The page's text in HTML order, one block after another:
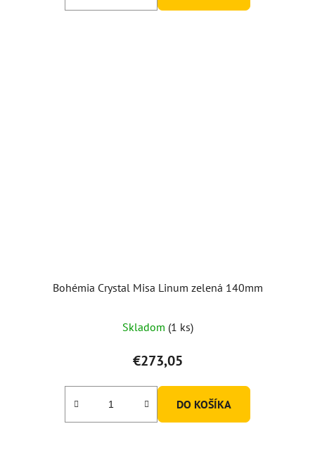
Bohémia Crystal Misa Linum zelená 140mm
Skladom (1 ks)
€273,05
DO KOŠÍKA